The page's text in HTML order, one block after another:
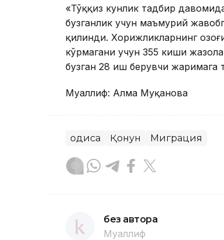
«Тўққиз кунлик тадбир
бузганлик учун маъмурий
қилинди. Хорижликларнинг
кўрмагани учун 355 киши
бузган 28 иш берувчи
Муаллиф: Алма Муқанова
Ҳодиса Қонун Миграция
без автора
Муаллиф